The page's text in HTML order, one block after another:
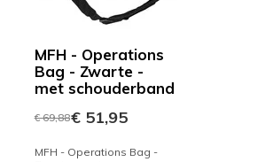
MFH - Operations
Bag - Zwarte -
met schouderband
€ 69,88€ 51,95
MFH - Operations Bag -